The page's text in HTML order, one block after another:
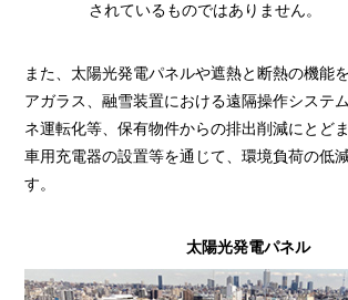
されているものではありません。
また、太陽光発電パネルや遮熱と断熱の機能
アガラス、融雪装置における遠隔操作システ
ネ運転化等、保有物件からの排出削減にとど
車用充電器の設置等を通じて、環境負荷の低
す。
太陽光発電パネル